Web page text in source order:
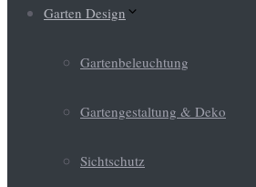
Garten Design
Gartenbeleuchtung
Gartengestaltung & Deko
Sichtschutz